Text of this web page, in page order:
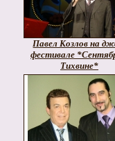
Павел Козлов на
фестивале
Тихвине*